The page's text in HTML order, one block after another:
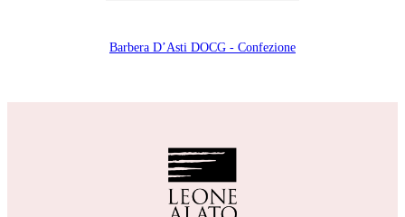
Barbera D’Asti DOCG - Confezione